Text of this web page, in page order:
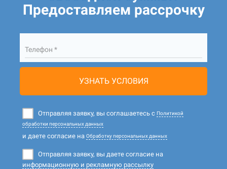
Предоставляем рассрочку
Телефон *
УЗНАТЬ УСЛОВИЯ
Отправляя заявку, вы соглашаетесь с Политикой
обработки персональных данных
и даете согласие на Обработку персональных данных
Отправляя заявку, вы даете согласие на
информационную и рекламную рассылку